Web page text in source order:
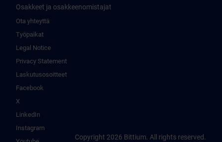
Osakkeet ja osakkeenomistajat
Ota yhteyttä
Työpaikat
Legal Notice
Privacy Statement
Laskutusosoitteet
Facebook
X
LinkedIn
Instagram
Copyright 2026 Bittium. All rights reserved.